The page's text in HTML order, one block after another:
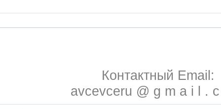
Контактный Email:
avcevceru @ g m a i l .